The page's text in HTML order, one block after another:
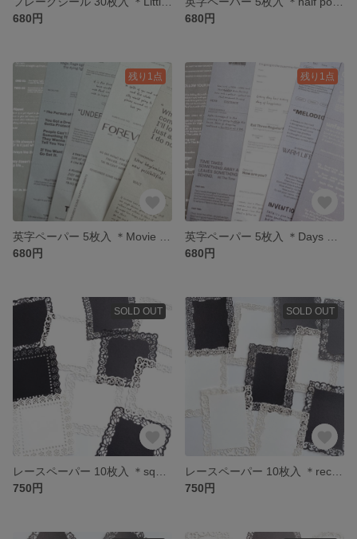
680円
680円
残り1点
680円
残り1点
680円
SOLD OUT
750円
SOLD OUT
750円